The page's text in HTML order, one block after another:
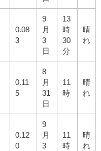
0.08
3
9
月
3
日
13
時
30
分
晴
れ
0.11
5
8
月
31
日
11
時
晴
れ
0.12
0
9
月
3
11
時
晴
れ